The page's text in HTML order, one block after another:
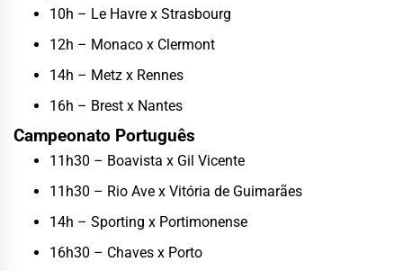
10h – Le Havre x Strasbourg
12h – Monaco x Clermont
14h – Metz x Rennes
16h – Brest x Nantes
Campeonato Português
11h30 – Boavista x Gil Vicente
11h30 – Rio Ave x Vitória de Guimarães
14h – Sporting x Portimonense
16h30 – Chaves x Porto